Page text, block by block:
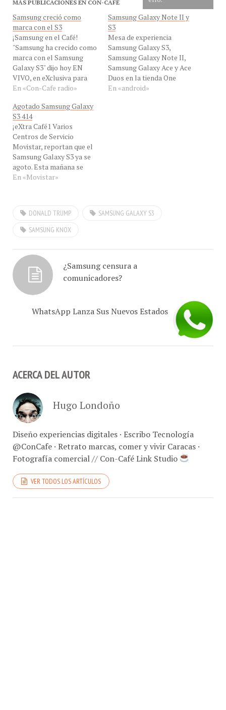
Samsung creció como
marca con el S3
¡Samsung en el Café!
"Samsung ha crecido como
marca con el Samsung
Galaxy S3" dijo hoy EN
VIVO, en eXclusiva para
Con-Cafe, nuestro invitado
el Sr. Luis Cobo,
división mobile de
Samsung Electronics de
Venezuela y
vicepresidente
corporativo de Samsung
Electronics para América
Latina, desde Nueva York,
…
En «Con-Cafe radio»
Samsung Galaxy Note II y
S3
Mesa de experiencia
Samsung Galaxy S3,
Samsung Galaxy Note II,
Samsung Galaxy Ace y Ace
Duos en la tienda One
Store, local M24 Nivel
Miranda, CC hotel Lido, en
En «android»
S3 414
¡eXtra Café1 Varios
Centros de Servicio
Movistar, reportan que el
Samsung Galaxy S3 ya se
agoto. Esta mañana se
lanzó la oferta del
Samsung Galaxy S3 a un
Centro de Servicio lo
ofrecieron a…
En «Movistar»
SAMSUNG KNOX
comunicadores?
Diseño experiencias digitales · Escribo Tecnología
@ConCafe · Retrato marcas, comer y vivir Caracas ·
Fotografía comercial // Con-Café Link Studio